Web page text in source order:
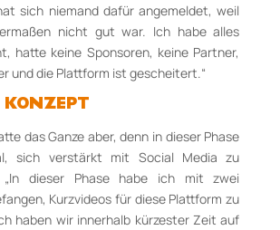
sich niemand dafür angemeldet, weil
nicht gut war. Ich habe alles
hatte keine Sponsoren, keine Partner,
und die Plattform ist gescheitert.“
KONZEPT
das Ganze aber, denn in dieser Phase
sich verstärkt mit Social Media zu
„In dieser Phase habe ich mit zwei
Kurzvideos für diese Plattform zu
haben wir innerhalb kürzester Zeit auf